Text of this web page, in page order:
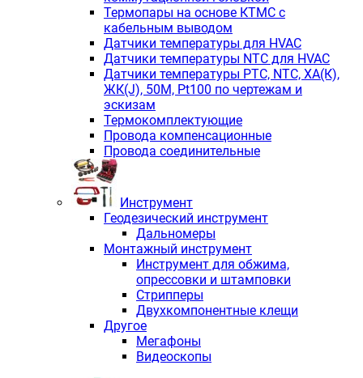
Термопары на основе КТМС с
кабельным выводом
Датчики температуры для HVAC
Датчики температуры NTC для HVAC
Датчики температуры PTС, NTC, ХА(К),
ЖК(J), 50М, Pt100 по чертежам и
эскизам
Термокомплектующие
Провода компенсационные
Провода соединительные
Инструмент
Геодезический инструмент
Дальномеры
Монтажный инструмент
Инструмент для обжима,
опрессовки и штамповки
Стрипперы
Двухкомпонентные клещи
Другое
Мегафоны
Видеоскопы